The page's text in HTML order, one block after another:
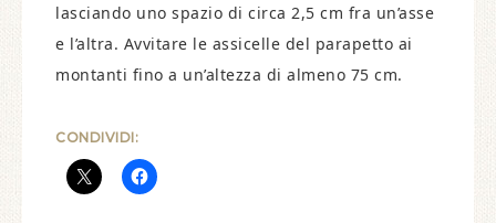
lasciando uno spazio di circa 2,5 cm fra un’asse
e l’altra. Avvitare le assicelle del parapetto ai
montanti fino a un’altezza di almeno 75 cm.
CONDIVIDI: